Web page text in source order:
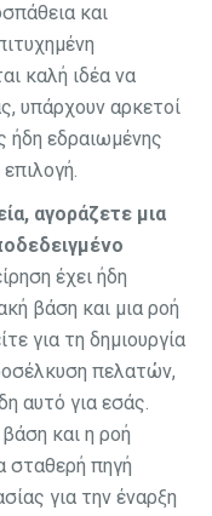
και
καλή ιδέα να
υπάρχουν αρκετοί
ήδη εδραιωμένης
αγοράζετε μια
έχει ήδη
βάση και μια ροή
για τη δημιουργία
πελατών,
αυτό για εσάς.
και η ροή
σταθερή πηγή
για την έναρξη